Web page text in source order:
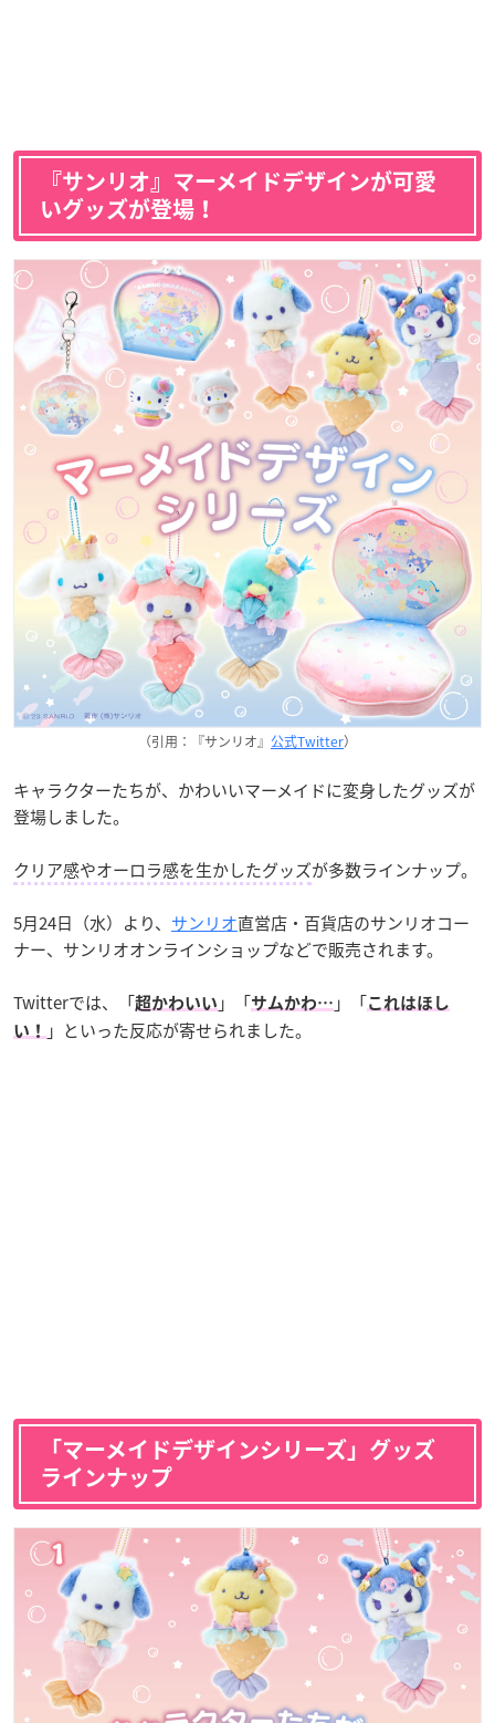
『サンリオ』マーメイドデザインが可愛
いグッズが登場！
（引用：『サンリオ』 公式Twitter）
キャラクターたちが、かわいいマーメイドに変身したグッズが
登場しました。
クリア感やオーロラ感を生かしたグッズが多数ラインナップ。
5月24日（水）より、 サンリオ直営店・百貨店のサンリオコー
ナー、サンリオオンラインショップなどで販売されます。
Twitterでは、「超かわいい 」「サムかわ… 」「これはほし
い！
」といった反応が寄せられました。
「マーメイドデザインシリーズ」グッズ
ラインナップ